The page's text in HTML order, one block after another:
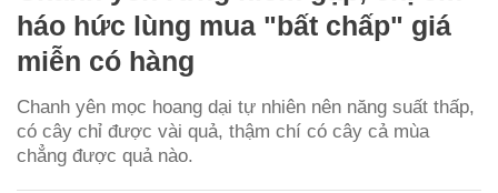
háo hức lùng mua "bất chấp" giá
miễn có hàng
Chanh yên mọc hoang dại tự nhiên nên năng suất thấp,
có cây chỉ được vài quả, thậm chí có cây cả mùa
chẳng được quả nào.